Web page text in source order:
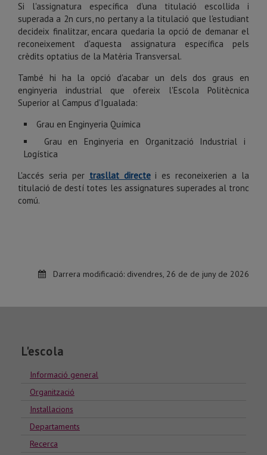
Si l'assignatura específica d'una titulació escollida i
superada a 2n curs, no pertany a la titulació que l'estudiant
decideix finalitzar, encara quedaria la opció de demanar el
reconeixement d'aquesta assignatura específica pels
crèdits optatius de la Matèria Transversal.
També hi ha la opció d'acabar un dels dos graus en
enginyeria industrial que ofereix l'Escola Politècnica
Superior al Campus d'Igualada:
Grau en Enginyeria Química
Grau en Enginyeria en Organització Industrial i
Logística
L'accés seria per trasllat directei es reconeixerien a la
titulació de destí totes les assignatures superades al tronc
comú.
Darrera modificació: divendres, 26 de de juny de 2026
L'escola
Informació general
Organització
Installacions
Departaments
Recerca